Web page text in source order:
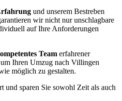
und unserem Bestreben
wir nicht nur unschlagbare
auf Ihre Anforderungen
Team erfahrener
Ihren Umzug nach Villingen
möglich zu gestalten.
und sparen Sie sowohl Zeit als auch